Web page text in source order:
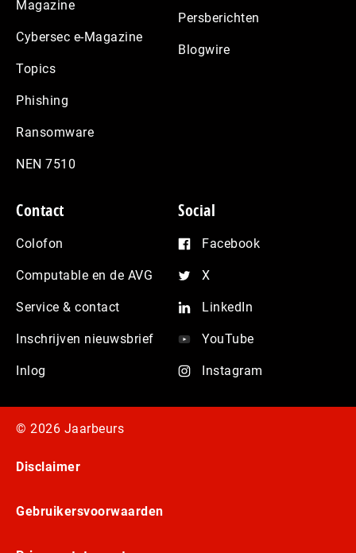
Magazine
Cybersec e-Magazine
Topics
Phishing
Ransomware
NEN 7510
Persberichten
Blogwire
Contact
Colofon
Computable en de AVG
Service & contact
Inschrijven nieuwsbrief
Inlog
Social
Facebook
X
LinkedIn
YouTube
Instagram
© 2026 Jaarbeurs
Disclaimer
Gebruikersvoorwaarden